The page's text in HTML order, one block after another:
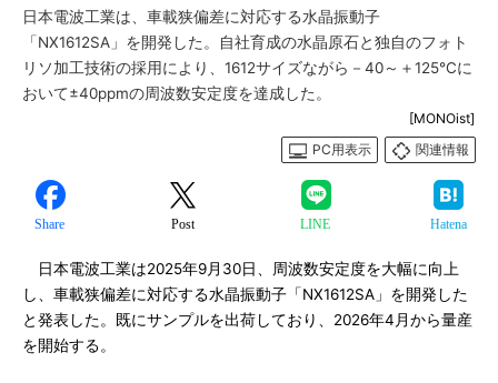
日本電波工業は、車載狭偏差に対応する水晶振動子
「NX1612SA」を開発した。自社育成の水晶原石と独自のフォト
リソ加工技術の採用により、1612サイズながら－40～＋125℃に
おいて±40ppmの周波数安定度を達成した。
[MONOist]
PC用表示
関連情報
Share Post LINE Hatena
日本電波工業は2025年9月30日、周波数安定度を大幅に向上
し、車載狭偏差に対応する水晶振動子「NX1612SA」を開発した
と発表した。既にサンプルを出荷しており、2026年4月から量産
を開始する。